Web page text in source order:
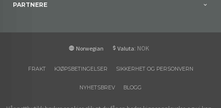
PARTNERE
Norwegian Valuta: NOK
FRAKT KJØPSBETINGELSER SIKKERHET OG PERSONVERN
NYHETSBREV BLOGG